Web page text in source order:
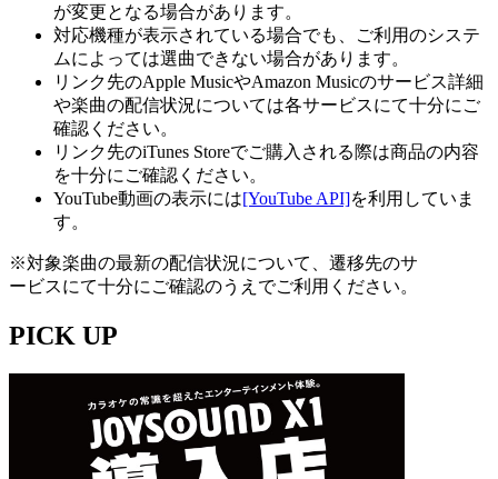
が変更となる場合があります。
対応機種が表示されている場合でも、ご利用のシステ
ムによっては選曲できない場合があります。
リンク先のApple MusicやAmazon Musicのサービス詳細
や楽曲の配信状況については各サービスにて十分にご
確認ください。
リンク先のiTunes Storeでご購入される際は商品の内容
を十分にご確認ください。
YouTube動画の表示には[YouTube API]を利用していま
す。
※対象楽曲の最新の配信状況について、遷移先のサ
ービスにて十分にご確認のうえでご利用ください。
PICK UP